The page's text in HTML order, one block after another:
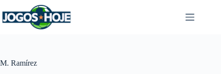
para
o
M. Ramírez